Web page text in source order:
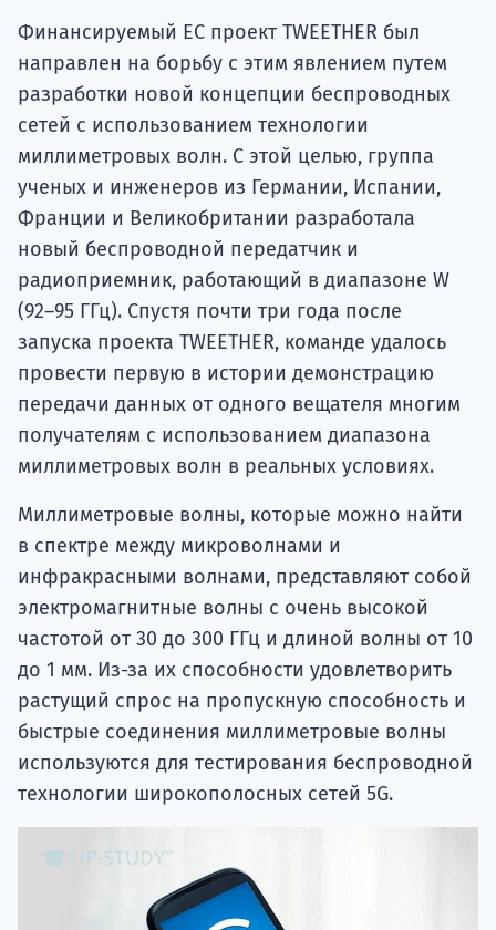
Финансируемый ЕС проект TWEETHER был
направлен на борьбу с этим явлением путем
разработки новой концепции беспроводных
сетей с использованием технологии
миллиметровых волн. С этой целью, группа
ученых и инженеров из Германии, Испании,
Франции и Великобритании разработала
новый беспроводной передатчик и
радиоприемник, работающий в диапазоне W
(92–95 ГГц). Спустя почти три года после
запуска проекта TWEETHER, команде удалось
провести первую в истории демонстрацию
передачи данных от одного вещателя многим
получателям с использованием диапазона
миллиметровых волн в реальных условиях.
Миллиметровые волны, которые можно найти
в спектре между микроволнами и
инфракрасными волнами, представляют собой
электромагнитные волны с очень высокой
частотой от 30 до 300 ГГц и длиной волны от 10
до 1 мм. Из-за их способности удовлетворить
растущий спрос на пропускную способность и
быстрые соединения миллиметровые волны
используются для тестирования беспроводной
технологии широкополосных сетей 5G.